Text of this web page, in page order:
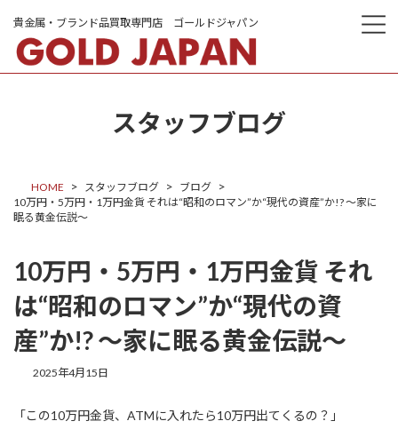
スタッフブログ
HOME スタッフブログ
ブログ
10万円・5万円・1万円金貨 それは“昭和のロマン”か“現代の資産”か!? ～家に
眠る黄金伝説～
10万円・5万円・1万円金貨 それ
は“昭和のロマン”か“現代の資
産”か!? ～家に眠る黄金伝説～
2025年4月15日
「この10万円金貨、ATMに入れたら10万円出てくるの？」